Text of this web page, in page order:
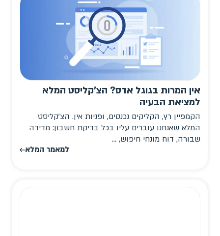
אין המרות בגוגל אדס? הצ'קליסט המלא
למציאת הבעיה
הקמפיין רץ, הקליקים נכנסים, ופניות אין. הצ'קליסט
המלא שאנחנו עוברים עליו בכל בדיקת חשבון: מדידה
שבורה, דוח מונחי חיפוש, ...
למאמר המלא